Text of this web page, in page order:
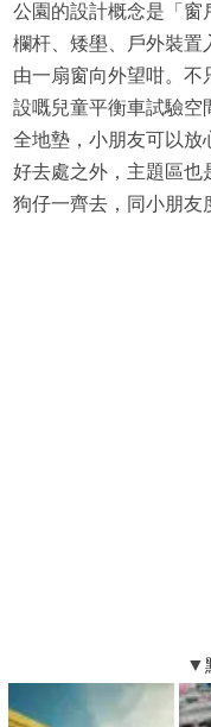
公園的設計概念是「窗
欄杆、矮壆、戶外裝置
由一扇窗向外望咁。不
設嘅兒童平衡車試驗空
全地墊，小朋友可以放
好去處之外，主題區也
狗仔一齊去，同小朋友